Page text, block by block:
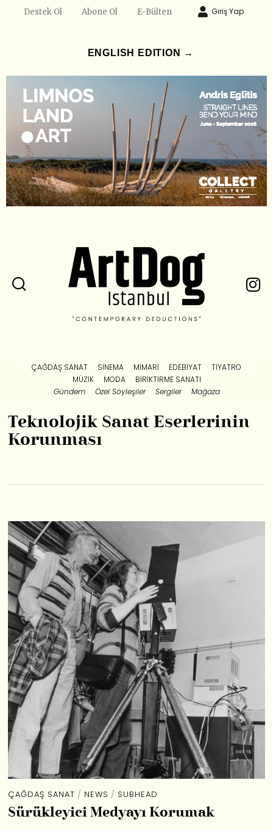
Destek Ol Abone Ol E-Bülten Giriş Yap
ENGLISH EDITION →
ÇAĞDAŞ SANAT SINEMA MIMARI EDEBIYAT
TIYATRO
MÜZIK
MODA
BIRIKTIRME SANATI
Gündem
Özel Söyleşiler Sergiler Mağaza
Teknolojik Sanat Eserlerinin
Korunması
ÇAĞDAŞ SANAT / NEWS / SUBHEAD
Sürükleyici Medyayı Korumak